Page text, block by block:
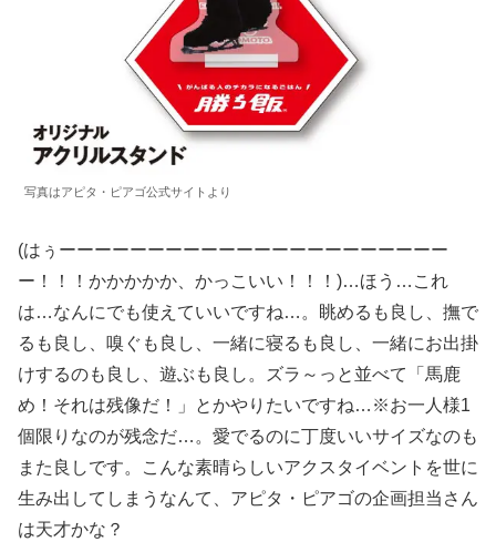
写真はアピタ・ピアゴ公式サイトより
(はぅーーーーーーーーーーーーーーーーーーーーーー
ー！！！かかかかか、かっこいい！！！)…ほう…これ
は…なんにでも使えていいですね…。眺めるも良し、撫で
るも良し、嗅ぐも良し、一緒に寝るも良し、一緒にお出掛
けするのも良し、遊ぶも良し。ズラ～っと並べて「馬鹿
め！それは残像だ！」とかやりたいですね…※お一人様1
個限りなのが残念だ…。愛でるのに丁度いいサイズなのも
また良しです。こんな素晴らしいアクスタイベントを世に
生み出してしまうなんて、アピタ・ピアゴの企画担当さん
は天才かな？